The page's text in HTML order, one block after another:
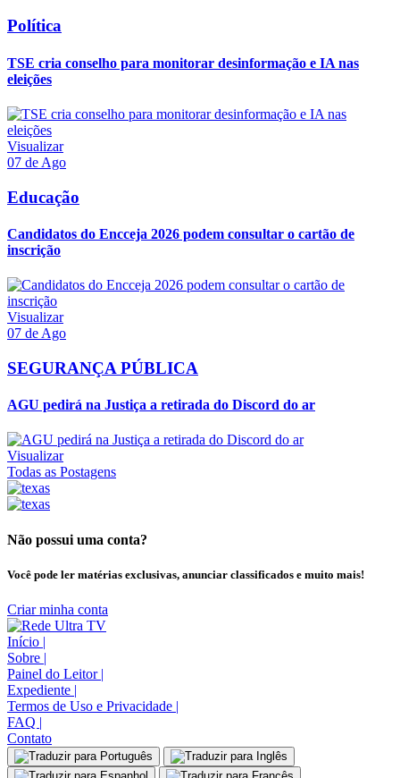
Política
TSE cria conselho para monitorar desinformação e IA nas
eleições
Visualizar
07 de Ago
Educação
Candidatos do Encceja 2026 podem consultar o cartão de
inscrição
Visualizar
07 de Ago
SEGURANÇA PÚBLICA
AGU pedirá na Justiça a retirada do Discord do ar
Visualizar
Todas as Postagens
Não possui uma conta?
Você pode ler matérias exclusivas, anunciar classificados e muito mais!
Criar minha conta
Início |
Sobre |
Painel do Leitor |
Expediente |
Termos de Uso e Privacidade |
FAQ |
Contato